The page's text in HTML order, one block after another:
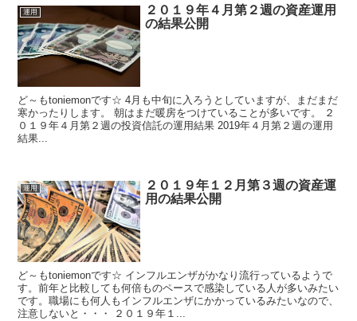
運用
２０１９年４月第２週の資産運用
の結果公開
ど～もtoniemonです☆ 4月も中旬に入ろうとしていますが、まだまだ
寒かったりします。 朝はまだ暖房をつけていることが多いです。 ２
０１９年４月第２週の投資信託の運用結果 2019年４月第２週の運用
結果...
運用
２０１９年１２月第３週の資産運
用の結果公開
ど～もtoniemonです☆ インフルエンザがかなり流行っているようで
す。前年と比較しても何倍ものペースで感染している人が多いみたい
です。職場にも何人もインフルエンザにかかっているみたいなので、
注意しないと・・・ ２０１９年１...